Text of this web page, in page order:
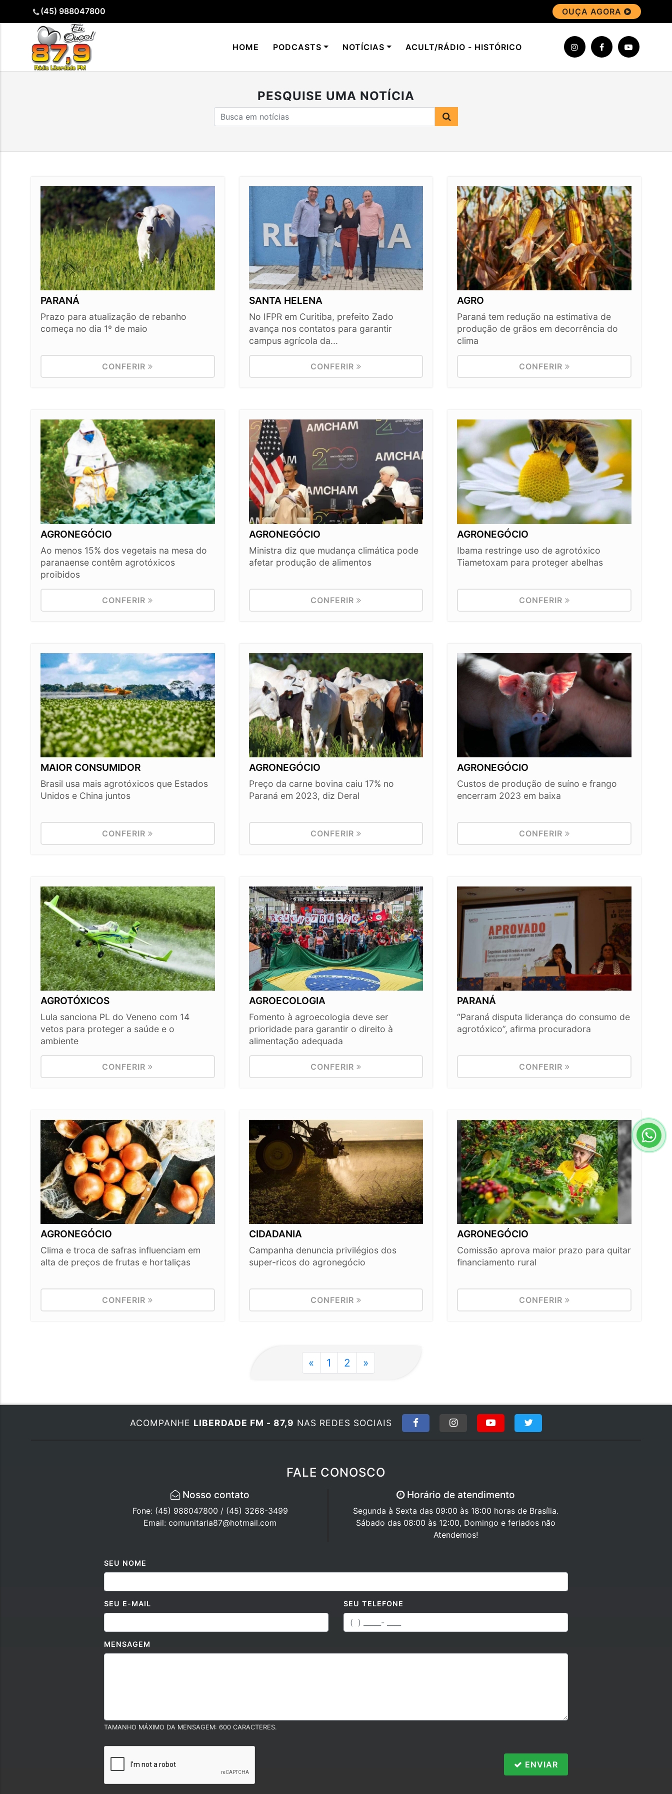
(45) 988047800 OUÇA AGORA
HOME PODCASTS NOTÍCIAS ACULT/RÁDIO - HISTÓRICO
PESQUISE UMA NOTÍCIA
PARANÁ
Prazo para atualização de rebanho
começa no dia 1º de maio
CONFERIR
SANTA HELENA
No IFPR em Curitiba, prefeito Zado
avança nos contatos para garantir
campus agrícola da...
CONFERIR
AGRO
Paraná tem redução na estimativa de
produção de grãos em decorrência do
clima
CONFERIR
AGRONEGÓCIO
Ao menos 15% dos vegetais na mesa do
paranaense contêm agrotóxicos
proibidos
CONFERIR
AGRONEGÓCIO
Ministra diz que mudança climática pode
afetar produção de alimentos
CONFERIR
AGRONEGÓCIO
Ibama restringe uso de agrotóxico
Tiametoxam para proteger abelhas
CONFERIR
MAIOR CONSUMIDOR
Brasil usa mais agrotóxicos que Estados
Unidos e China juntos
CONFERIR
AGRONEGÓCIO
Preço da carne bovina caiu 17% no
Paraná em 2023, diz Deral
CONFERIR
AGRONEGÓCIO
Custos de produção de suíno e frango
encerram 2023 em baixa
CONFERIR
AGROTÓXICOS
Lula sanciona PL do Veneno com 14
vetos para proteger a saúde e o
ambiente
CONFERIR
AGROECOLOGIA
Fomento à agroecologia deve ser
prioridade para garantir o direito à
alimentação adequada
CONFERIR
PARANÁ
“Paraná disputa liderança do consumo de
agrotóxico”, afirma procuradora
CONFERIR
AGRONEGÓCIO
Clima e troca de safras influenciam em
alta de preços de frutas e hortaliças
CONFERIR
CIDADANIA
Campanha denuncia privilégios dos
super-ricos do agronegócio
CONFERIR
AGRONEGÓCIO
Comissão aprova maior prazo para quitar
financiamento rural
CONFERIR
« 1 2 »
ACOMPANHE LIBERDADE FM - 87,9 NAS REDES SOCIAIS
FALE CONOSCO
Nosso contato
Fone: (45) 988047800 / (45) 3268-3499
Email: comunitaria87@hotmail.com
Horário de atendimento
Segunda à Sexta das 09:00 às 18:00 horas de Brasília.
Sábado das 08:00 às 12:00, Domingo e feriados não
Atendemos!
SEU NOME
SEU E-MAIL SEU TELEFONE
MENSAGEM
TAMANHO MÁXIMO DA MENSAGEM: 600 CARACTERES.
ENVIAR